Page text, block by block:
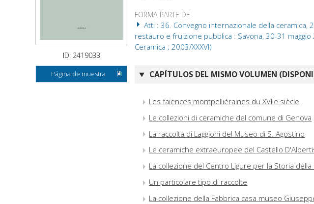
ID: 2419033
Página de muestra
FORMA PARTE DE
Atti : 36. Convegno internazionale della
restauro e fruizione pubblica : Savona, 30-31
Ceramica ; 2003/XXXVI)
CAPÍTULOS DEL MISMO VOLUMEN
Les faïences montpelliéraines du XVIIe siècle
Le collezioni di ceramiche del comune di Genova
La raccolta di Laggioni del Museo di S. Agostino
Le ceramiche extraeuropee del Castello
La collezione del Centro Ligure per la Storia della
Un particolare tipo di raccolte
La collezione della Fabbrica casa museo